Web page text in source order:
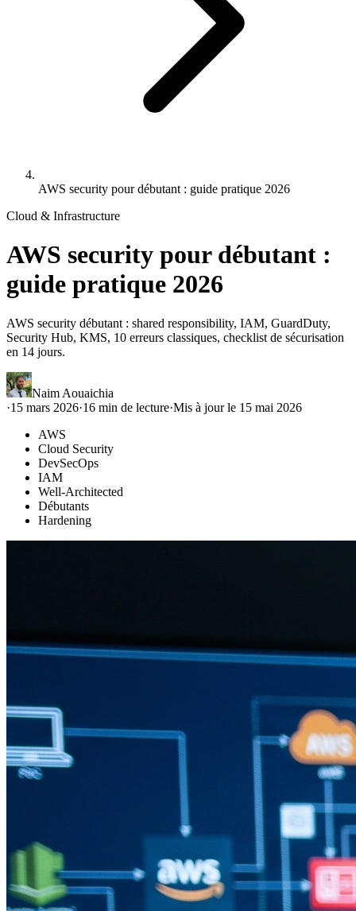
AWS security pour débutant : guide pratique 2026
Cloud & Infrastructure
AWS security pour débutant :
guide pratique 2026
AWS security débutant : shared responsibility, IAM, GuardDuty,
Security Hub, KMS, 10 erreurs classiques, checklist de sécurisation
en 14 jours.
Naim Aouaichia
·15 mars 2026·16 min de lecture·Mis à jour le 15 mai 2026
AWS
Cloud Security
DevSecOps
IAM
Well-Architected
Débutants
Hardening